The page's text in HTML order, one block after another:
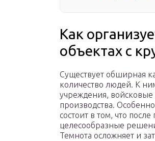
Как
объектах с
Существует обширная
количество людей. К
учреждения,
производства.
состоит в том, что
целесообразные
Темнота осложняет и